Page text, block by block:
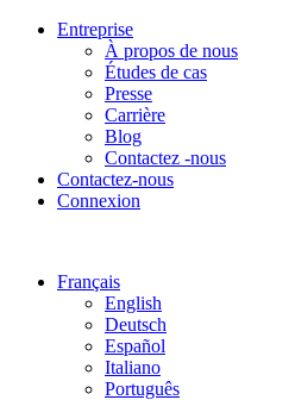
Entreprise
À propos de nous
Études de cas
Presse
Carrière
Blog
Contactez -nous
Contactez-nous
Connexion
Français
English
Deutsch
Español
Italiano
Português